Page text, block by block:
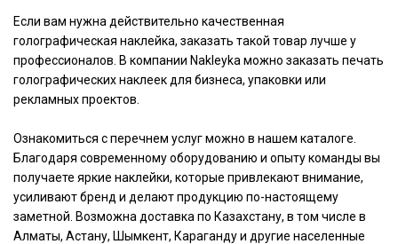
Если вам нужна действительно качественная
голографическая наклейка, заказать такой товар лучше у
профессионалов. В компании Nakleyka можно заказать печать
голографических наклеек для бизнеса, упаковки или
рекламных проектов.
Ознакомиться с перечнем услуг можно в нашем каталоге.
Благодаря современному оборудованию и опыту команды вы
получаете яркие наклейки, которые привлекают внимание,
усиливают бренд и делают продукцию по-настоящему
заметной. Возможна доставка по Казахстану, в том числе в
Алматы, Астану, Шымкент, Караганду и другие населенные